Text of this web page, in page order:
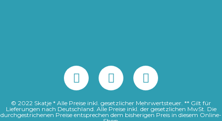
© 2022 Skatje * Alle Preise inkl. gesetzlicher Mehrwertsteuer. ** Gilt für
Lieferungen nach Deutschland. Alle Preise inkl. der gesetzlichen MwSt. Die
durchgestrichenen Preise entsprechen dem bisherigen Preis in diesem Online-